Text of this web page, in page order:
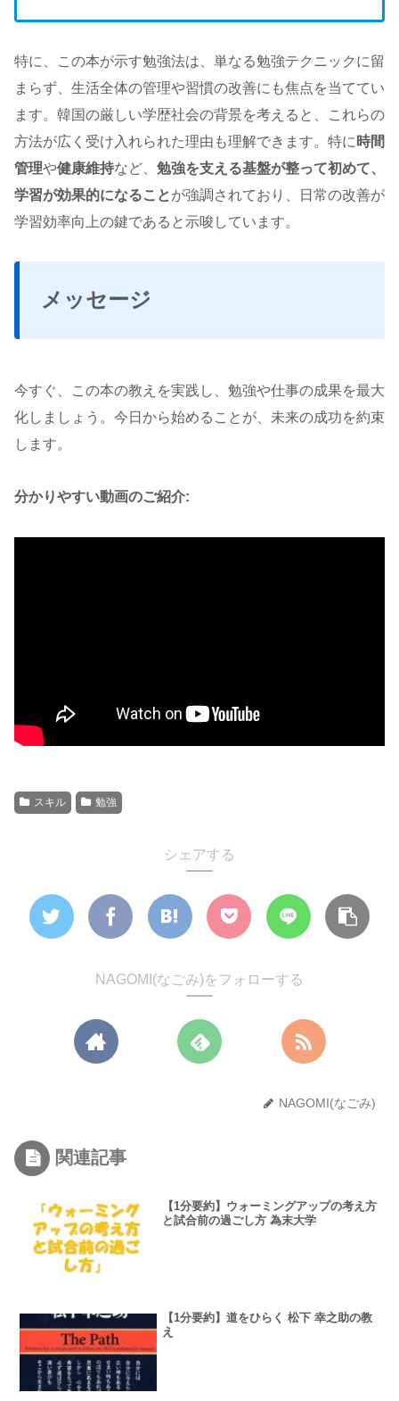
特に、この本が示す勉強法は、単なる勉強テクニックに留
まらず、生活全体の管理や習慣の改善にも焦点を当ててい
ます。韓国の厳しい学歴社会の背景を考えると、これらの
方法が広く受け入れられた理由も理解できます。特に 時間
管理や健康維持など、 勉強を支える基盤が整って初めて、
学習が効果的になることが強調されており、日常の改善が
学習効率向上の鍵であると示唆しています。
メッセージ
今すぐ、この本の教えを実践し、勉強や仕事の成果を最大
化しましょう。今日から始めることが、未来の成功を約束
します。
分かりやすい動画のご紹介:
スキル 勉強
シェアする
NAGOMI(なごみ)をフォローする
NAGOMI(なごみ)
関連記事
【1分要約】ウォーミングアップの考え方
と試合前の過ごし方 為末大学
【1分要約】道をひらく 松下 幸之助の教
え